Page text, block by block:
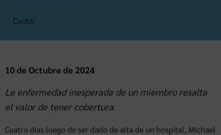
Cuota:
10 de Octubre de 2024
Le enfermedad inesperada de un miembro resalta
el valor de tener cobertura.
Cuatro días luego de ser dado de alta de un hospital, Michael